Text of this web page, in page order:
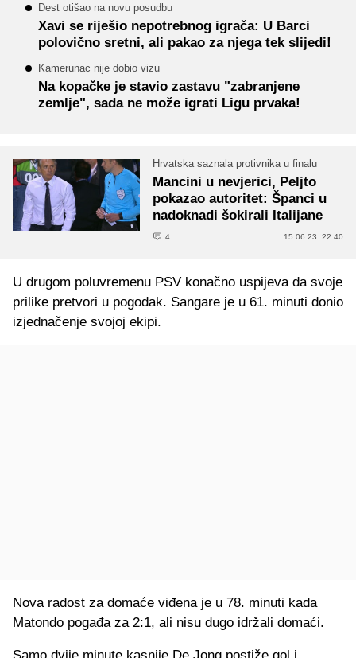
Dest otišao na novu posudbu
Xavi se riješio nepotrebnog igrača: U Barci
polovično sretni, ali pakao za njega tek slijedi!
Kamerunac nije dobio vizu
Na kopačke je stavio zastavu "zabranjene
zemlje", sada ne može igrati Ligu prvaka!
Hrvatska saznala protivnika u finalu
Mancini u nevjerici, Peljto
pokazao autoritet: Španci u
nadoknadi šokirali Italijane
4 15.06.23. 22:40
U drugom poluvremenu PSV konačno uspijeva da svoje
prilike pretvori u pogodak. Sangare je u 61. minuti donio
izjednačenje svojoj ekipi.
Nova radost za domaće viđena je u 78. minuti kada
Matondo pogađa za 2:1, ali nisu dugo idržali domaći.